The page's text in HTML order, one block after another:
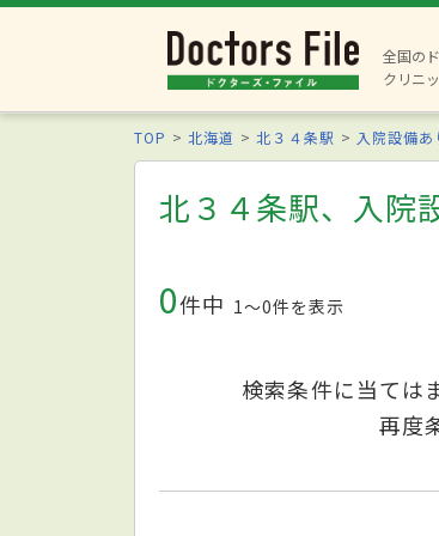
全国の
クリニ
TOP 北海道 北３４条駅 入院設備あ
北３４条駅、入院
0件中 1〜0件を表示
検索条件に当ては
再度